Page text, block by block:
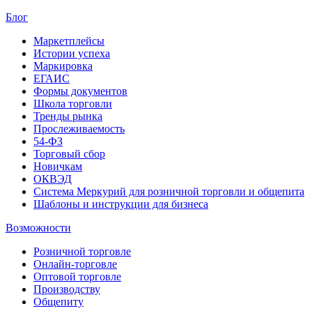
Блог
Маркетплейсы
Истории успеха
Маркировка
ЕГАИС
Формы документов
Школа торговли
Тренды рынка
Прослеживаемость
54-ФЗ
Торговый сбор
Новичкам
ОКВЭД
Система Меркурий для розничной торговли и общепита
Шаблоны и инструкции для бизнеса
Возможности
Розничной торговле
Онлайн-торговле
Оптовой торговле
Производству
Общепиту